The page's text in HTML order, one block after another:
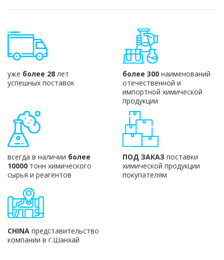
уже более 28 лет
успешных поставок
более 300наименований
отечественной и
импортной химической
продукции
всегда в наличии более
10000 тонн химического
сырья и реагентов
ПОД ЗАКАЗ поставки
химической продукции
покупателям
CHINA представительство
компании в г.Шанхай